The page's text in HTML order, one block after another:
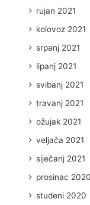
rujan 2021
kolovoz 2021
srpanj 2021
lipanj 2021
svibanj 2021
travanj 2021
ožujak 2021
veljača 2021
siječanj 2021
prosinac 2020
studeni 2020